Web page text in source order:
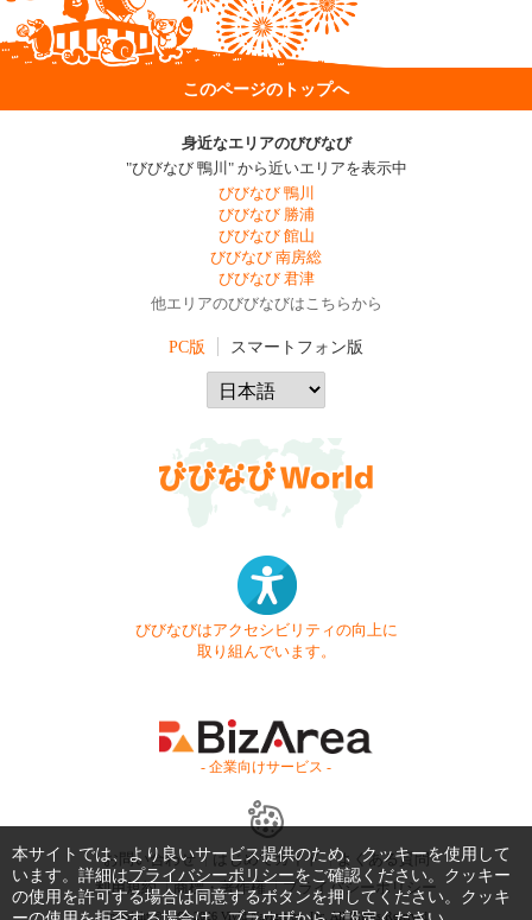
このページのトップへ
身近なエリアのびびなび
"びびなび 鴨川" から近いエリアを表示中
びびなび 鴨川
びびなび 勝浦
びびなび 館山
びびなび 南房総
びびなび 君津
他エリアのびびなびはこちらから
PC版 スマートフォン版
びびなびはアクセシビリティの向上に
取り組んでいます。
- 企業向けサービス -
お問い合わせ はじめてガイド
よくある質問
利用規約
商標・著作権 プライバシーポリシー
Copyright © 1999-2026 Vivid Navigation, Inc. All Rights Reserved.
本サイトでは、より良いサービス提供のため、クッキーを使用して
います。詳細はプライバシーポリシーをご確認ください。クッキー
の使用を許可する場合は同意するボタンを押してください。クッキ